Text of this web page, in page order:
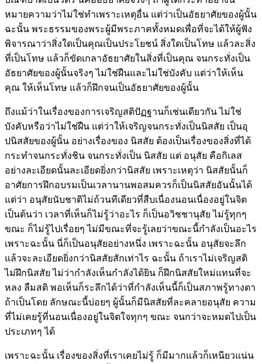
หมายความว่าไม่ใช่ทำเพราะเหตุอื่น แต่ว่าเป็นอัธยาศัยของผู้นั้น
ฉะนั้น พระธรรมของพระผู้มีพระภาคทั้งหมดเพื่อที่จะได้ให้ผู้ฟัง
พิจารณาว่าสิ่งใดเป็นคุณเป็นประโยชน์ สิ่งใดเป็นโทษ แล้วละสิ่ง
ที่เป็นโทษ แล้วก็ขัดเกลาอัธยาศัยในสิ่งที่เป็นคุณ จนกระทั่งเป็น
อัธยาศัยของผู้นั้นจริงๆ ไม่ใช่ฝืนและไม่ใช่บังคับ แต่ว่าให้เห็น
คุณ ให้เห็นโทษ แล้วก็ฝึกจนเป็นอัธยาศัยของผู้นั้น
ถึงแม้ว่าในเรื่องของการเจริญสติปัฏฐานก็เช่นเดียวกัน ไม่ใช่
บังคับหรือว่าไม่ใช่ฝืน แต่ว่าให้เจริญจนกระทั่งเป็นนิสสัย เป็นอุ
ปนิสสัยของผู้นั้น อย่างเรื่องของ นิสสัย ต้องเป็นเรื่องของสิ่งที่ได้
กระทำจนกระทั่งชิน จนกระทั่งเป็น นิสสัย แต่ อนุสัย คือกิเลส
อย่างละเอียดนั้นละเอียดยิ่งกว่านิสสัย เพราะเหตุว่า นิสสัยนั้นก็
อาศัยการฝึกอบรมเป็นเวลานานพอสมควรก็เป็นนิสสัยอันนั้นได้
แต่ว่า อนุสัยนับชาติไม่ถ้วนทีเดียวที่สืบเนื่องนอนเนื่องอยู่ในจิต
เป็นต้นว่า เวลาที่เห็นก็ไม่รู้ว่าอะไร ก็เป็นอวิชชานุสัยไม่รู้ทุกๆ
ขณะ ก็ไม่รู้ไปเรื่อยๆไม่มีขณะที่จะรู้เลยว่าขณะนี้กำลังเป็นอะไร
เพราะฉะนั้น นี่ก็เป็นอนุสัยอย่างหนึ่ง เพราะฉะนั้น อนุสัยจะลึก
แล้วจะละเอียดยิ่งกว่านิสสัยสักเท่าไร ฉะนั้น ถ้าเราไม่เจริญสติ
ไม่ฝึกนิสสัย ไม่ว่ากำลังเห็นกำลังได้ยิน ก็ฝึกนิสสัยใหม่แทนที่จะ
หลง ลืมสติ พอเห็นก็ระลึกได้ว่าที่กำลังเห็นนี้ก็เป็นสภาพรู้ทางตา
ถ้าเป็นโดย ลักษณะนี้บ่อยๆ ผู้นั้นก็มีนิสสัยที่ละคลายอนุสัย ความ
ที่ไม่เคยรู้ที่นอนเนื่องอยู่ในจิตใจทุกๆ ขณะ จนกว่าจะหมดไปเป็น
ประเภทๆ ได้
เพราะฉะนั้น เรื่องของสิ่งที่เราเคยไม่รู้ ก็มีมากแล้วก็เหนียวแน่น